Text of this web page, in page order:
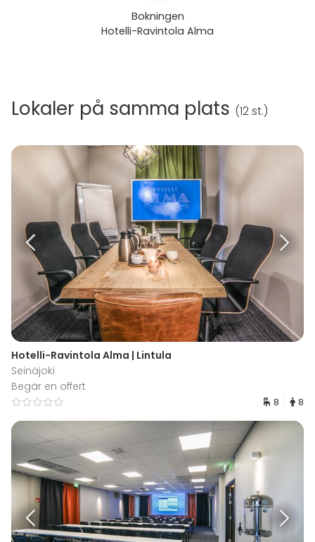
Bokningen
Hotelli-Ravintola Alma
Lokaler på samma plats (12 st.)
Hotelli-Ravintola Alma | Lintula
Seinäjoki
Begär en offert
8 8